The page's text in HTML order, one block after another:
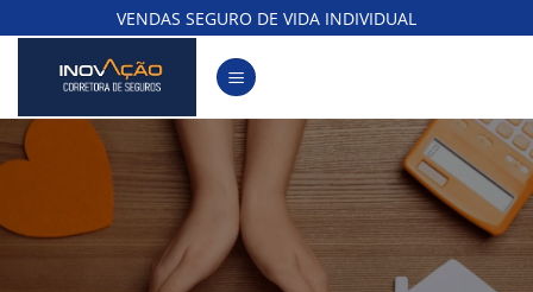
to
content
VENDAS SEGURO DE VIDA INDIVIDUAL